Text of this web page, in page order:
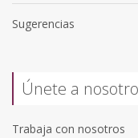
Sugerencias
Únete a
Trabaja con nosotros